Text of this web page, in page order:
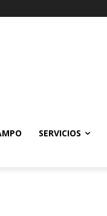
SERVICIOS